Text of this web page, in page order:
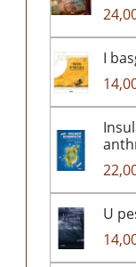
I
U